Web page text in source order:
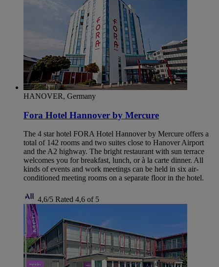
HANOVER, Germany
Fora Hotel Hannover by Mercure
The 4 star hotel FORA Hotel Hannover by Mercure offers a
total of 142 rooms and two suites close to Hanover Airport
and the A2 highway. The bright restaurant with sun terrace
welcomes you for breakfast, lunch, or à la carte dinner. All
kinds of events and work meetings can be held in six air-
conditioned meeting rooms on a separate floor in the hotel.
4,6/5 Rated 4,6 of 5